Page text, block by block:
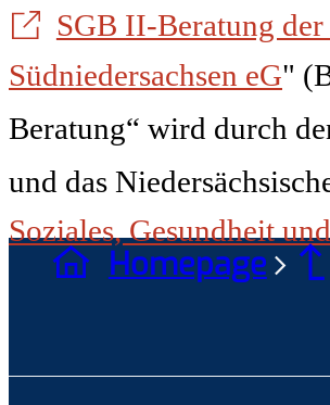
SGB II-Beratung
Südniedersachsen eG"
Beratung“ wird durch
und das
Soziales, Gesundheit
Homepage